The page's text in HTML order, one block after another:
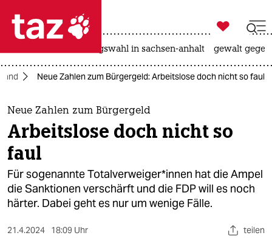
 taz zahl ich
taz zahl ich
themen
politik
öko
gesellschaft

taz zahl ich
landtagswahl in sachsen-anhalt gewalt
Neue Zahlen zum Bürgergeld: Arbeitslose doch nicht so faul
Neue Zahlen zum Bürgergeld
Arbeitslose doch nicht so
faul
Für sogenannte To­tal­ver­wei­ge­r*in­nen hat die Ampel
die Sanktionen verschärft und die FDP will es noch
härter. Dabei geht es nur um wenige Fälle.
21.4.2024 18:09 Uhr teilen